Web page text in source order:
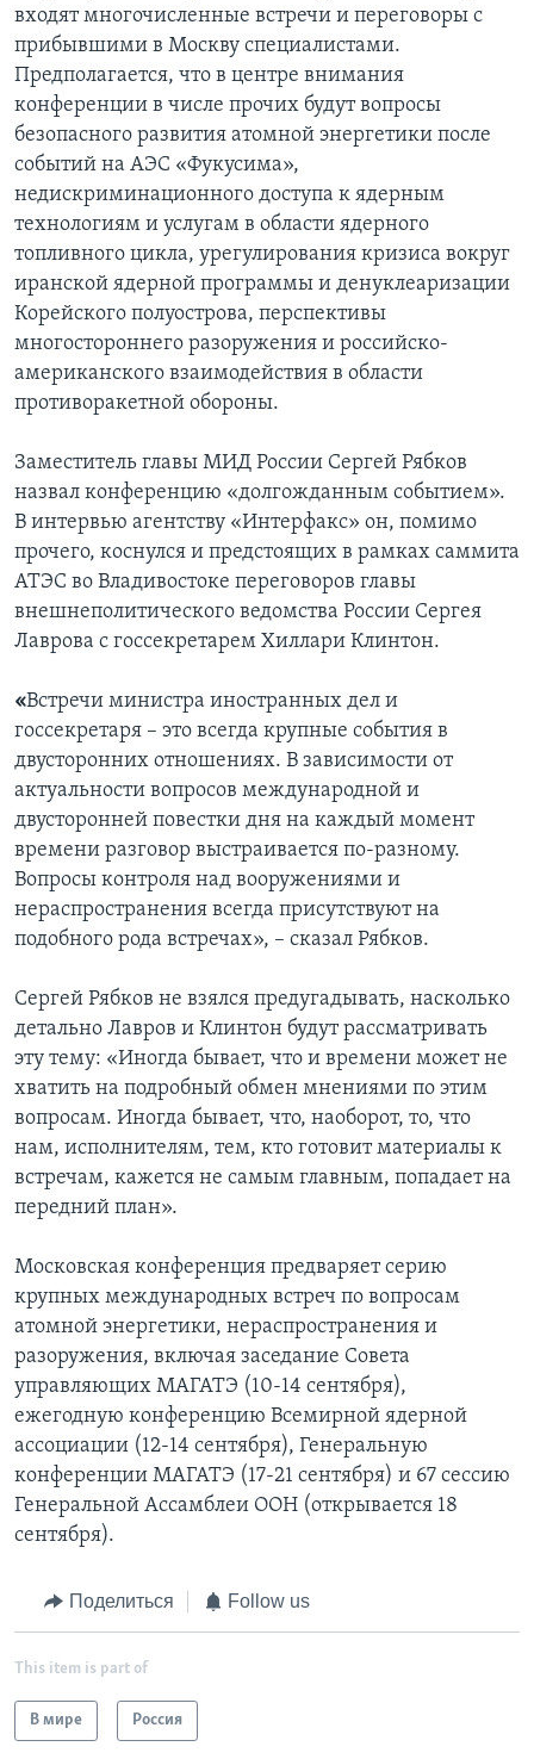
входят многочисленные встречи и переговоры с
прибывшими в Москву специалистами.
Предполагается, что в центре внимания
конференции в числе прочих будут вопросы
безопасного развития атомной энергетики после
событий на АЭС «Фукусима»,
недискриминационного доступа к ядерным
технологиям и услугам в области ядерного
топливного цикла, урегулирования кризиса вокруг
иранской ядерной программы и денуклеаризации
Корейского полуострова, перспективы
многостороннего разоружения и российско-
американского взаимодействия в области
противоракетной обороны.
Заместитель главы МИД России Сергей Рябков
назвал конференцию «долгожданным событием».
В интервью агентству «Интерфакс» он, помимо
прочего, коснулся и предстоящих в рамках саммита
АТЭС во Владивостоке переговоров главы
внешнеполитического ведомства России Сергея
Лаврова с госсекретарем Хиллари Клинтон.
«Встречи министра иностранных дел и
госсекретаря – это всегда крупные события в
двусторонних отношениях. В зависимости от
актуальности вопросов международной и
двусторонней повестки дня на каждый момент
времени разговор выстраивается по-разному.
Вопросы контроля над вооружениями и
нераспространения всегда присутствуют на
подобного рода встречах», – сказал Рябков.
Сергей Рябков не взялся предугадывать, насколько
детально Лавров и Клинтон будут рассматривать
эту тему: «Иногда бывает, что и времени может не
хватить на подробный обмен мнениями по этим
вопросам. Иногда бывает, что, наоборот, то, что
нам, исполнителям, тем, кто готовит материалы к
встречам, кажется не самым главным, попадает на
передний план».
Московская конференция предваряет серию
крупных международных встреч по вопросам
атомной энергетики, нераспространения и
разоружения, включая заседание Совета
управляющих МАГАТЭ (10-14 сентября),
ежегодную конференцию Всемирной ядерной
ассоциации (12-14 сентября), Генеральную
конференции МАГАТЭ (17-21 сентября) и 67 сессию
Генеральной Ассамблеи ООН (открывается 18
сентября).
Поделиться Follow us
This item is part of
В мире Россия